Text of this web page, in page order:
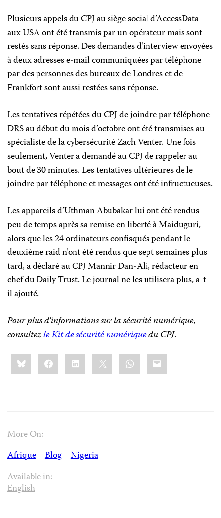
Plusieurs appels du CPJ au siège social d’AccessData
aux USA ont été transmis par un opérateur mais sont
restés sans réponse. Des demandes d’interview envoyées
à deux adresses e-mail communiquées par téléphone
par des personnes des bureaux de Londres et de
Frankfort sont aussi restées sans réponse.
Les tentatives répétées du CPJ de joindre par téléphone
DRS au début du mois d’octobre ont été transmises au
spécialiste de la cybersécurité Zach Venter. Une fois
seulement, Venter a demandé au CPJ de rappeler au
bout de 30 minutes. Les tentatives ultérieures de le
joindre par téléphone et messages ont été infructueuses.
Les appareils d’Uthman Abubakar lui ont été rendus
peu de temps après sa remise en liberté à Maiduguri,
alors que les 24 ordinateurs confisqués pendant le
deuxième raid n’ont été rendus que sept semaines plus
tard, a déclaré au CPJ Mannir Dan-Ali, rédacteur en
chef du Daily Trust. Le journal ne les utilisera plus, a-t-
il ajouté.
Pour plus d’informations sur la sécurité numérique,
consultezle Kit de sécurité numériquedu CPJ.
Share
this:BlueskyFacebookLinkedIn WhatsApp
Email
More On:
Afrique
Blog
Nigeria
Available in:
English